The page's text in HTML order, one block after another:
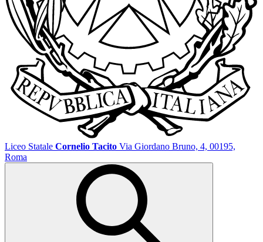
Liceo Statale Cornelio Tacito Via Giordano Bruno, 4, 00195,
Roma